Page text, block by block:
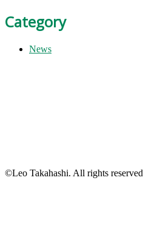
Category
News
©Leo Takahashi. All rights